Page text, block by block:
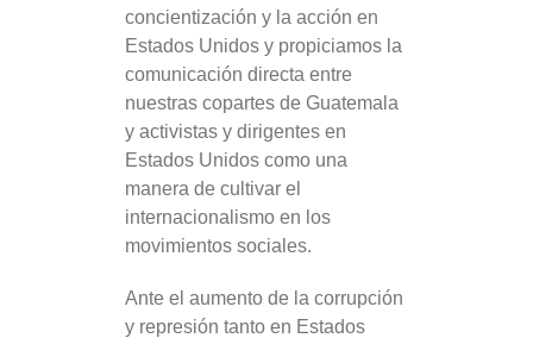
concientización y la acción en
Estados Unidos y propiciamos la
comunicación directa entre
nuestras copartes de Guatemala
y activistas y dirigentes en
Estados Unidos como una
manera de cultivar el
internacionalismo en los
movimientos sociales.
Ante el aumento de la corrupción
y represión tanto en Estados